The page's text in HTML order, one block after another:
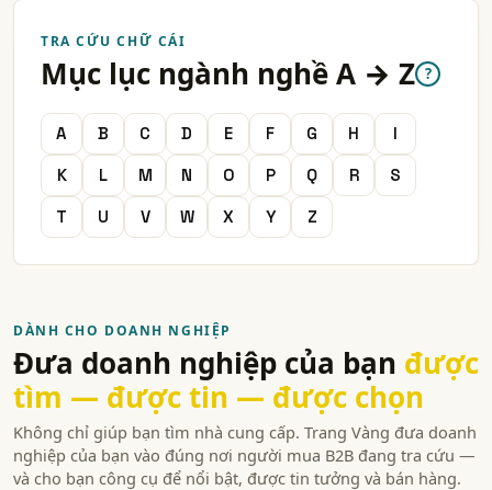
TRA CỨU CHỮ CÁI
Mục lục ngành nghề A → Z ?
A B C D E F G H
I
K
L M N O P Q R
S
T
U V W X Y Z
DÀNH CHO DOANH NGHIỆP
Đưa doanh nghiệp của bạn được
tìm — được tin — được chọn
Không chỉ giúp bạn tìm nhà cung cấp. Trang Vàng đưa doanh
nghiệp của bạn vào đúng nơi người mua B2B đang tra cứu —
và cho bạn công cụ để nổi bật, được tin tưởng và bán hàng.